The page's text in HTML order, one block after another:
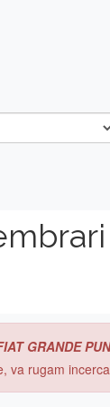
GRANDE
va rugam